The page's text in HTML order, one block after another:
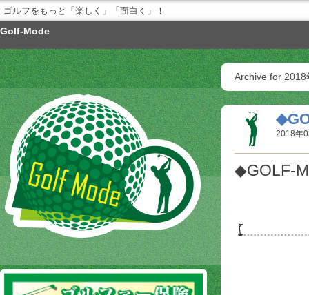
ゴルフをもっと「楽しく」「面白く」！
Golf-Mode
Archive for 2018
2018年
◆GOLF-